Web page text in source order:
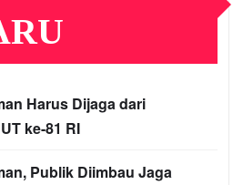
Harus Dijaga dari
ke-81 RI
Publik Diimbau Jaga